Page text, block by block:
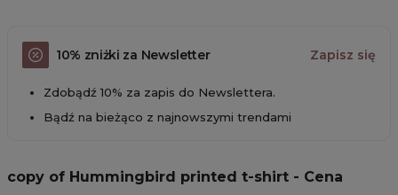
10% zniżki za Newsletter Zapisz się
Zdobądź 10% za zapis do Newslettera.
Bądź na bieżąco z najnowszymi trendami
copy of Hummingbird printed t-shirt - Cena